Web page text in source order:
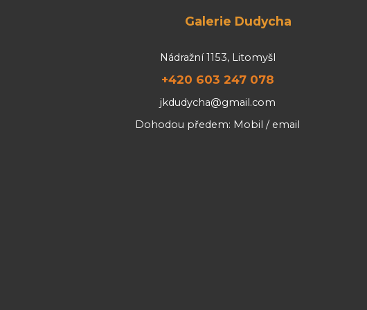
Galerie Dudycha
Nádražní 1153, Litomyšl
+420 603 247 078
jkdudycha@gmail.com
Dohodou předem: Mobil / email